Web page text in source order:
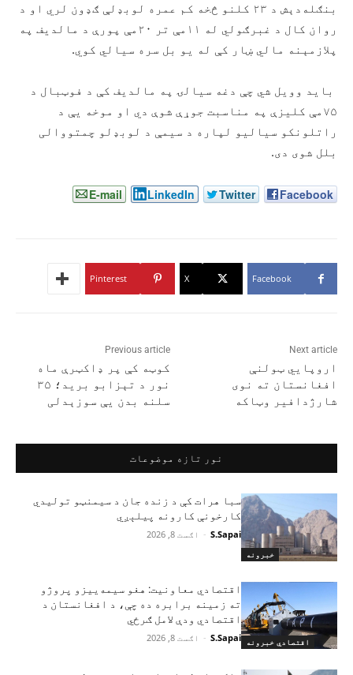
بنګله‌دېش د ۲۳ کلنو څخه کم عمره لوبډلې ګډون لري او د
روان کال د غبرګولي له ۱۱مې تر ۲۰مې پورې د مالدیف په
پلازمېنه مالي ښار کې له یو بل سره سیالي کوي.
باید وویل شي چې دغه سیالۍ په مالدیف کې د فوټبال د
۷۵مې کلیزې په مناسبت جوړې شوې دي او موخه یې د
راتلونکو سیالیو لپاره د سیمې د لوبډلو چمتووالی
بلل شوی دی.
Facebook
Twitter
LinkedIn
E-mail
Facebook
X
Pinterest
Previous article
کوټه کې پر ډاکټرې ماه
نور د تېزابو برید؛ ۳۵
سلنه بدن یې سوزېدلی
Next article
اروپايي ټولنې
افغانستان ته نوی
شارژدافیر وټاکه
نور تازه موضوعات
خبرونه
سبا هرات کې د زنده جان د سیمنټو تولیدي
کارخونې کارونه پیلېږي
S.Sapai
- اګست 8, 2026
اقتصادي خبرونه
اقتصادي معاونیت: هغو سیمه‌ییزو پروژو
ته زمینه برابره ده چې، د افغانستان د
اقتصادي ودې لامل ګرځي
S.Sapai
- اګست 8, 2026